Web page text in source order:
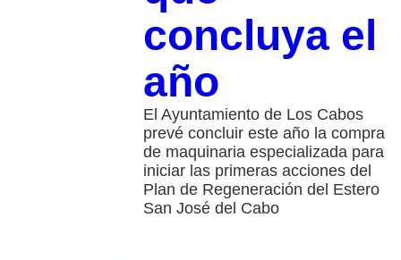
concluya el
año
El Ayuntamiento de Los Cabos
prevé concluir este año la compra
de maquinaria especializada para
iniciar las primeras acciones del
Plan de Regeneración del Estero
San José del Cabo